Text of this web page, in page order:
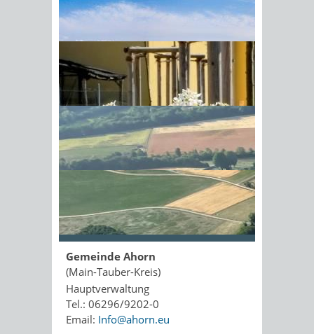
Sonnenschein am Morgen im
Ahornwald
akzeptiere dieDatenschutz­
erklärung
Kopie an Absender
Seite drucken
PDF drucken
Öffnungszeiten
Gemeinde Ahorn
(Main-Tauber-Kreis)
Hauptverwaltung
Tel.: 06296/9202-0
Email: Info@ahorn.eu